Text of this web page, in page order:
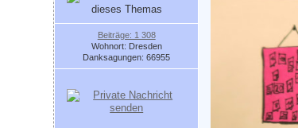
Beiträge: 1 308
Wohnort: Dresden
Danksagungen: 66955